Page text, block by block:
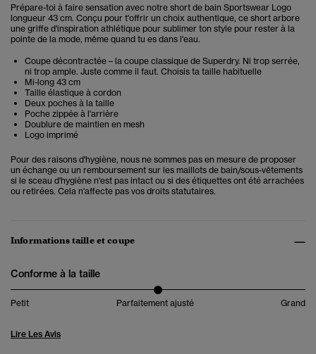
Prépare-toi à faire sensation avec notre short de bain Sportswear Logo
longueur 43 cm. Conçu pour t'offrir un choix authentique, ce short arbore
une griffe d'inspiration athlétique pour sublimer ton style pour rester à la
pointe de la mode, même quand tu es dans l'eau.
Coupe décontractée – la coupe classique de Superdry. Ni trop serrée,
ni trop ample. Juste comme il faut. Choisis ta taille habituelle
Mi-long 43 cm
Taille élastique à cordon
Deux poches à la taille
Poche zippée à l'arrière
Doublure de maintien en mesh
Logo imprimé
Pour des raisons d'hygiène, nous ne sommes pas en mesure de proposer
un échange ou un remboursement sur les maillots de bain/sous-vêtements
si le sceau d'hygiène n'est pas intact ou si des étiquettes ont été arrachées
ou retirées. Cela n'affecte pas vos droits statutaires.
Informations taille et coupe
Conforme à la taille
Petit Parfaitement ajusté Grand
Lire Les Avis